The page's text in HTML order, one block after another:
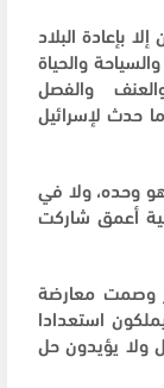
بإعادة البلاد
والحياة
والفصل
حدث لإسرائيل
وحده، ولا في
أعمق شاركت
وصمت معارضة
استعدادا
ولا يؤيدون حل